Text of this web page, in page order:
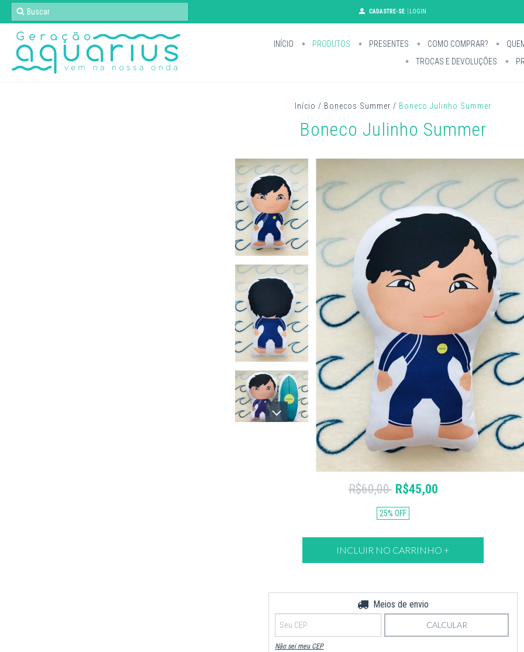
CADASTRE-SE LOGIN
INÍCIO PRODUTOS PRESENTES COMO COMPRAR?
TROCAS E DEVOLUÇÕES
Início / Bonecos Summer / Boneco Julinho Summer
Boneco Julinho Summer
R$60,00 R$45,00
25% OFF
Meios de envio
CALCULAR
Não sei meu CEP